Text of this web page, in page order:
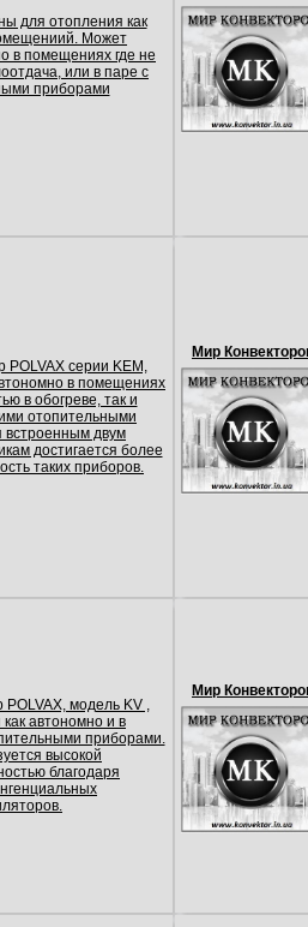
для отопления как
Может
в помещениях где не
или в паре с
приборами
POLVAX серии KEM,
в помещениях
в обогреве, так и
отопительными
встроенным двум
достигается более
таких приборов.
Мир
POLVAX, модель KV ,
автономно и в
приборами.
высокой
благодаря
Мир